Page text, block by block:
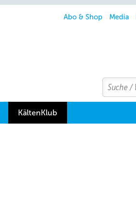
Abo & Shop Media
Search
Suchen
KältenKlub